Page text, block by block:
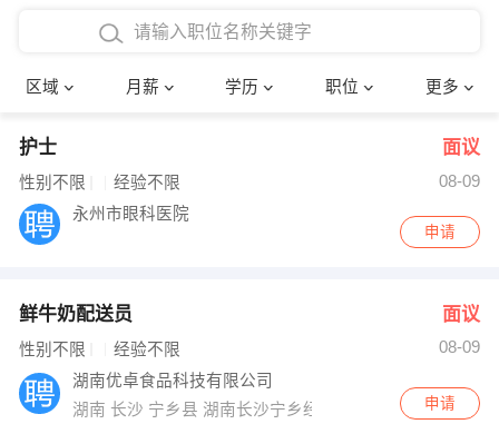
区域 月薪 学历 职位 更多
4000-5000元
8000-12000元
12000-20000元
博士
文员
财务会计
网络IT
快递员
确定
护士 面议
性别不限 经验不限
08-09
永州市眼科医院
申请
鲜牛奶配送员 面议
性别不限 经验不限
08-09
湖南优卓食品科技有限公司
湖南 长沙 宁乡县 湖南长沙宁乡经济技术开发区永佳西路
申请